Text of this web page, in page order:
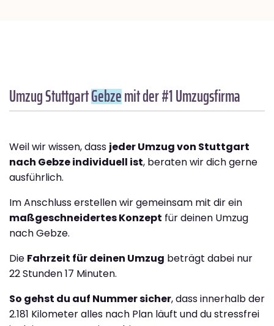
Umzug StuttgartGebzemit der #1 Umzugsfirma
Weil wir wissen, dass jeder Umzug von Stuttgart
nach Gebze individuell ist, beraten wir dich gerne
ausführlich.
Im Anschluss erstellen wir gemeinsam mit dir ein
maßgeschneidertes Konzept für deinen Umzug
nach Gebze.
Die Fahrzeit für deinen Umzug beträgt dabei nur
22 Stunden 17 Minuten.
So gehst du auf Nummer sicher, dass innerhalb der
2.181 Kilometer alles nach Plan läuft und du stressfrei